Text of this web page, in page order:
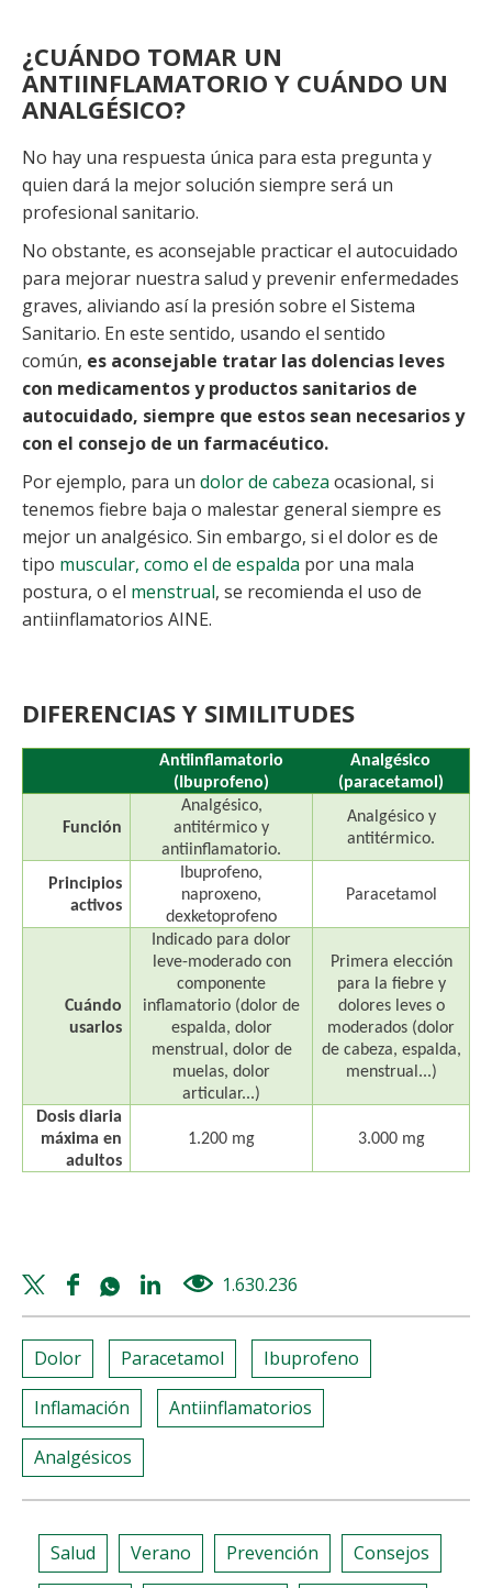
¿CUÁNDO TOMAR UN
ANTIINFLAMATORIO Y CUÁNDO UN
ANALGÉSICO?
No hay una respuesta única para esta pregunta y
quien dará la mejor solución siempre será un
profesional sanitario.
No obstante, es aconsejable practicar el autocuidado
para mejorar nuestra salud y prevenir enfermedades
graves, aliviando así la presión sobre el Sistema
Sanitario. En este sentido, usando el sentido
común, es aconsejable tratar las dolencias leves
con medicamentos y productos sanitarios de
autocuidado, siempre que estos sean necesarios y
con el consejo de un farmacéutico.
Por ejemplo, para un dolor de cabeza ocasional, si
tenemos fiebre baja o malestar general siempre es
mejor un analgésico. Sin embargo, si el dolor es de
tipo muscular, como el de espalda por una mala
postura, o el menstrual, se recomienda el uso de
antiinflamatorios AINE.
DIFERENCIAS Y SIMILITUDES
Antiinflamatorio
(Ibuprofeno)
Analgésico
(paracetamol)
Función
Analgésico,
antitérmico y
antiinflamatorio.
Analgésico y
antitérmico.
Principios
activos
Ibuprofeno,
naproxeno,
dexketoprofeno
Paracetamol
Cuándo
usarlos
Indicado para dolor
leve-moderado con
componente
inflamatorio (dolor de
espalda, dolor
menstrual, dolor de
muelas, dolor
articular...)
Primera elección
para la fiebre y
dolores leves o
moderados (dolor
de cabeza, espalda,
menstrual...)
Dosis diaria
máxima en
adultos
1.200 mg 3.000 mg
Twitter
share
Facebook
share
Whatsapp
share
Linkedin
share
1.630.236
Dolor Paracetamol Ibuprofeno
Inflamación Antiinflamatorios
Analgésicos
Salud Verano Prevención Consejos